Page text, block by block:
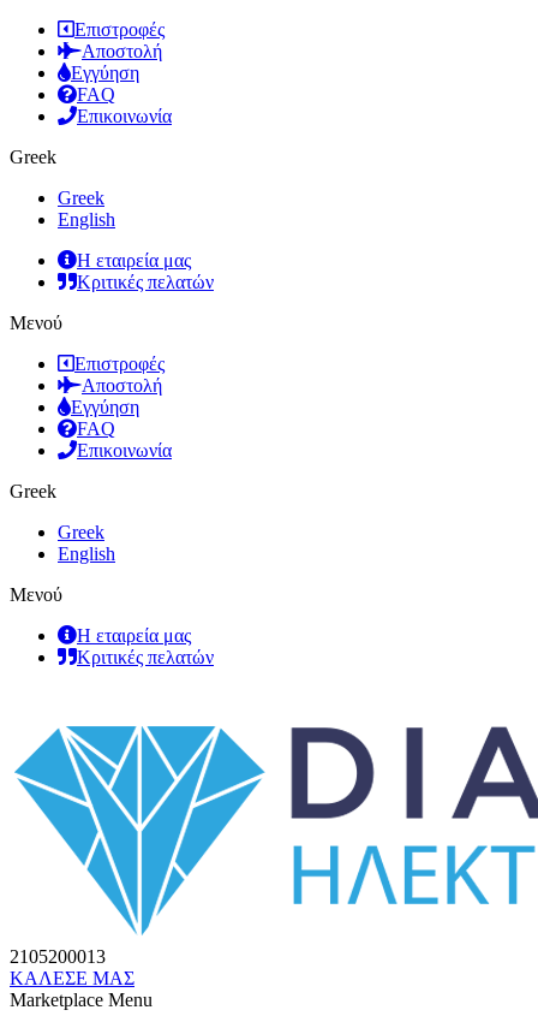
Επιστροφές
Αποστολή
Εγγύηση
FAQ
Επικοινωνία
Greek
Greek
English
Η εταιρεία μας
Κριτικές πελατών
Μενού
Επιστροφές
Αποστολή
Εγγύηση
FAQ
Επικοινωνία
Greek
Greek
English
Μενού
Η εταιρεία μας
Κριτικές πελατών
2105200013
ΚΑΛΕΣΕ ΜΑΣ
Marketplace Menu